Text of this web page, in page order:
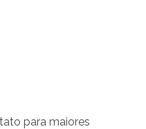
para maiores